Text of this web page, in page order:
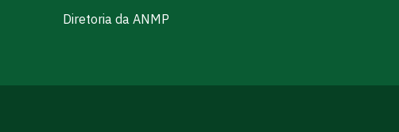
Diretoria da ANMP